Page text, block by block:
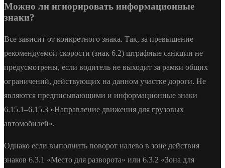
Можно ли игнорировать информационные
знаки?
Все зависит от конкретного знака. Так, за превышение
рекомендуемой скорости (знак 6.2) штрафные санкции не
предусмотрены, если водитель не выходит за рамки общих
ограничений, действующих на данном участке дороги. Не
являются предписывающими и информационные знаки
6.15.1–6.15.3 «Направление движения для грузовых
автомобилей».
Однако если выполнить поворот налево в зоне действия
знаков 6.3.1 «Место для разворота» или 6.3.2 «Зона для